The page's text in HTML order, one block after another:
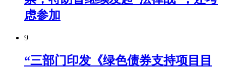
虑参加
9
“三部门印发《绿色债券支持项目目